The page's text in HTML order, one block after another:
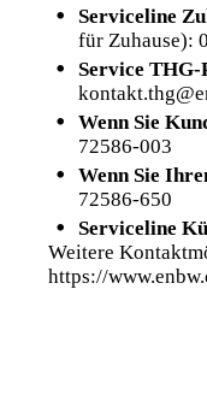
Serviceline
für Zuhause):
Service THG-
Wenn Sie
72586-003
Wenn Sie
72586-650
Serviceline
Weitere
https://